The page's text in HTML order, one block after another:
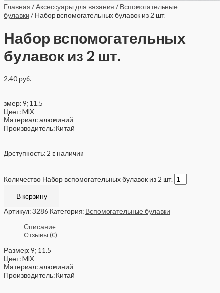
Главная /Аксессуары для вязания / Вспомогательные
булавки / Набор вспомогательных булавок из 2 шт.
Набор вспомогательных
булавок из 2 шт.
2.40 руб.
змер: 9; 11.5
Цвет: MIX
Материал: алюминий
Производитель: Китай
Доступность: 2 в наличии
Количество Набор вспомогательных булавок из 2 шт.
В корзину
Артикул:3286 Категория: Вспомогательные булавки
Описание
Отзывы (0)
Размер: 9; 11.5
Цвет: MIX
Материал: алюминий
Производитель: Китай